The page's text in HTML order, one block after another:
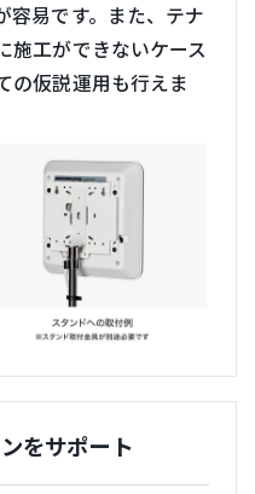
容易です。また、テナ
施工ができないケース
の仮説運用も行えま
をサポート